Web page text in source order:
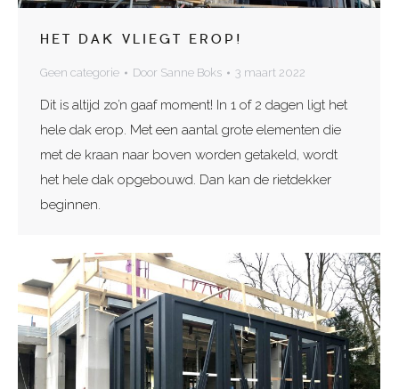
HET DAK VLIEGT EROP!
Geen categorie Door Sanne Boks 3 maart 2022
Dit is altijd zo’n gaaf moment! In 1 of 2 dagen ligt het
hele dak erop. Met een aantal grote elementen die
met de kraan naar boven worden getakeld, wordt
het hele dak opgebouwd. Dan kan de rietdekker
beginnen.